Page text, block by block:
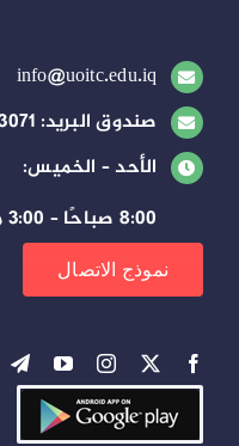
info@uoitc.edu.iq
صندوق البريد: 3071
الأحد – الخميس:
8:00 صباحًا – 3:00 مساءً
نموذج الاتصال